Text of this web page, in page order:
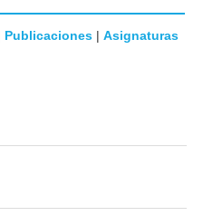
Publicaciones | Asignaturas